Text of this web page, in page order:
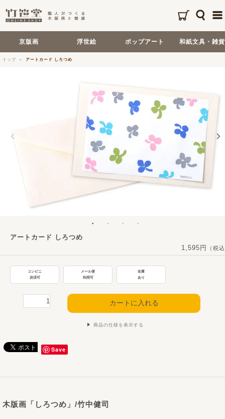
京版画 浮世絵 ポップアート 和紙文具・雑貨
トップ アートカード しろつめ
アートカード しろつめ
1,595円
（税
コンビニ
決済可
メール便
利用可
在庫
あり
商品の仕様を表示する
Save
木版画「しろつめ」/竹中健司